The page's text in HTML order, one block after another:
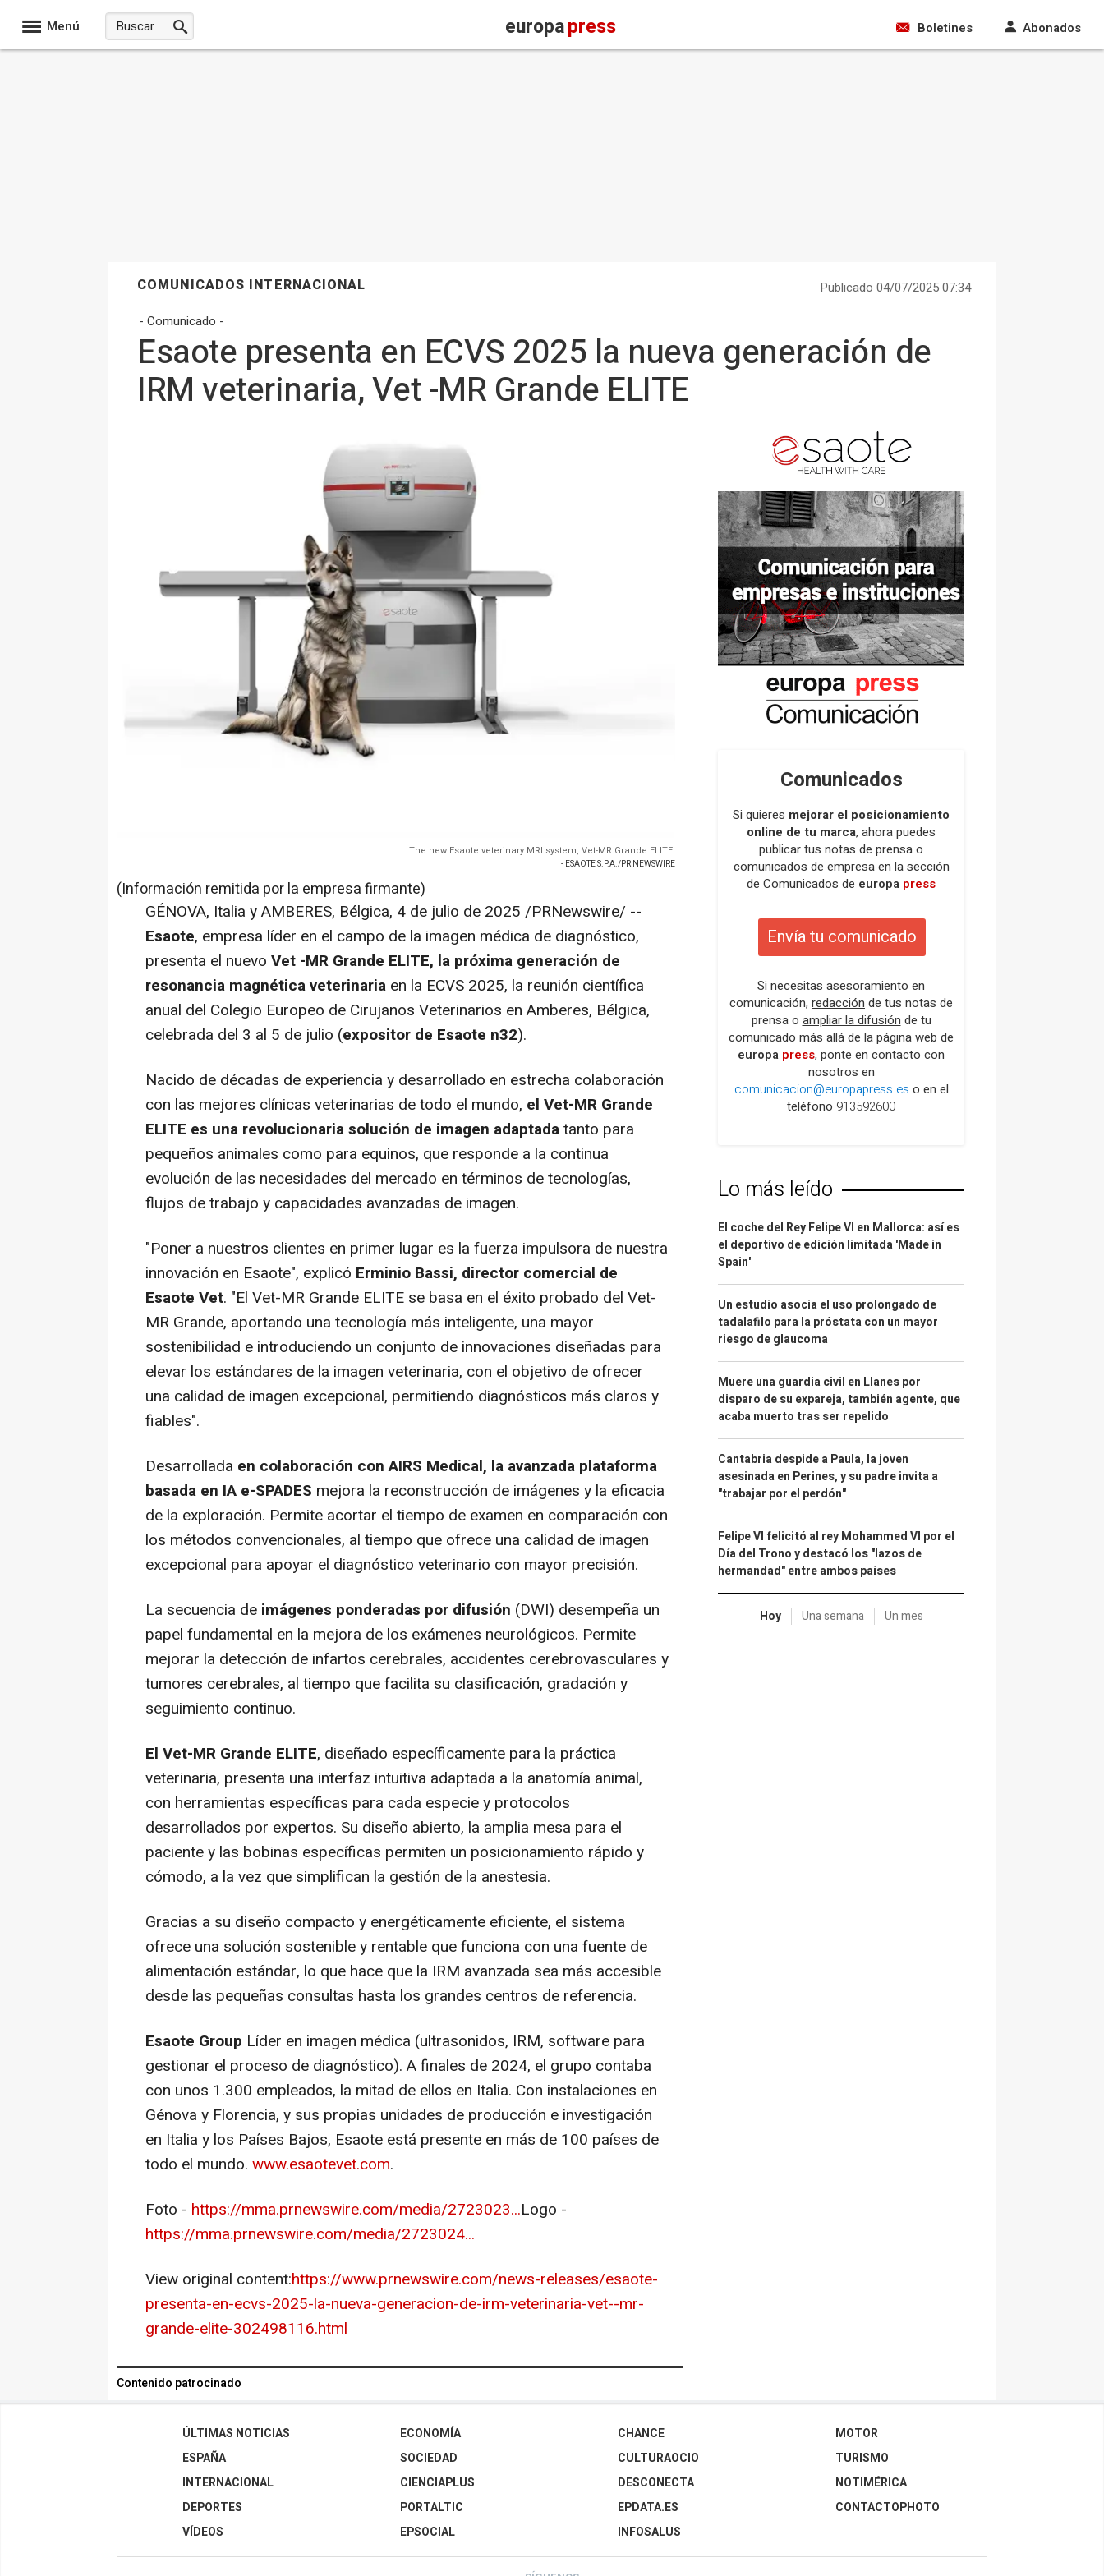
Menú europapress Boletines Abonados
COMUNICADOS INTERNACIONAL
Publicado 04/07/2025 07:34
- Comunicado -
Esaote presenta en ECVS 2025 la nueva generación de
IRM veterinaria, Vet -MR Grande ELITE
The new Esaote veterinary MRI system, Vet-MR Grande ELITE.
- ESAOTE S.P.A./PR NEWSWIRE
(Información remitida por la empresa firmante)
GÉNOVA, Italia y AMBERES, Bélgica, 4 de julio de 2025 /PRNewswire/ --
Esaote, empresa líder en el campo de la imagen médica de diagnóstico,
presenta el nuevo Vet -MR Grande ELITE, la próxima generación de
resonancia magnética veterinaria en la ECVS 2025, la reunión científica
anual del Colegio Europeo de Cirujanos Veterinarios en Amberes, Bélgica,
celebrada del 3 al 5 de julio (expositor de Esaote n32).
Nacido de décadas de experiencia y desarrollado en estrecha colaboración
con las mejores clínicas veterinarias de todo el mundo, el Vet-MR Grande
ELITE es una revolucionaria solución de imagen adaptadatanto para
pequeños animales como para equinos, que responde a la continua
evolución de las necesidades del mercado en términos de tecnologías,
flujos de trabajo y capacidades avanzadas de imagen.
"Poner a nuestros clientes en primer lugar es la fuerza impulsora de nuestra
innovación en Esaote", explicó Erminio Bassi, director comercial de
Esaote Vet. "El Vet-MR Grande ELITE se basa en el éxito probado del Vet-
MR Grande, aportando una tecnología más inteligente, una mayor
sostenibilidad e introduciendo un conjunto de innovaciones diseñadas para
elevar los estándares de la imagen veterinaria, con el objetivo de ofrecer
una calidad de imagen excepcional, permitiendo diagnósticos más claros y
fiables".
Desarrollada en colaboración con AIRS Medical, la avanzada plataforma
basada en IA e-SPADES mejora la reconstrucción de imágenes y la eficacia
de la exploración. Permite acortar el tiempo de examen en comparación con
los métodos convencionales, al tiempo que ofrece una calidad de imagen
excepcional para apoyar el diagnóstico veterinario con mayor precisión.
La secuencia de imágenes ponderadas por difusión (DWI) desempeña un
papel fundamental en la mejora de los exámenes neurológicos. Permite
mejorar la detección de infartos cerebrales, accidentes cerebrovasculares y
tumores cerebrales, al tiempo que facilita su clasificación, gradación y
seguimiento continuo.
El Vet-MR Grande ELITE, diseñado específicamente para la práctica
veterinaria, presenta una interfaz intuitiva adaptada a la anatomía animal,
con herramientas específicas para cada especie y protocolos
desarrollados por expertos. Su diseño abierto, la amplia mesa para el
paciente y las bobinas específicas permiten un posicionamiento rápido y
cómodo, a la vez que simplifican la gestión de la anestesia.
Gracias a su diseño compacto y energéticamente eficiente, el sistema
ofrece una solución sostenible y rentable que funciona con una fuente de
alimentación estándar, lo que hace que la IRM avanzada sea más accesible
desde las pequeñas consultas hasta los grandes centros de referencia.
Esaote Group Líder en imagen médica (ultrasonidos, IRM, software para
gestionar el proceso de diagnóstico). A finales de 2024, el grupo contaba
con unos 1.300 empleados, la mitad de ellos en Italia. Con instalaciones en
Génova y Florencia, y sus propias unidades de producción e investigación
en Italia y los Países Bajos, Esaote está presente en más de 100 países de
todo el mundo. www.esaotevet.com.
Foto - https://mma.prnewswire.com/media/2723023...Logo -
https://mma.prnewswire.com/media/2723024...
View original content:https://www.prnewswire.com/news-releases/esaote-
presenta-en-ecvs-2025-la-nueva-generacion-de-irm-veterinaria-vet--mr-
grande-elite-302498116.html
Contenido patrocinado
Comunicados
Si quieres mejorar el posicionamiento
online de tu marca, ahora puedes
publicar tus notas de prensa o
comunicados de empresa en la sección
de Comunicados de europa press
Envía tu comunicado
Si necesitas asesoramiento en
comunicación, redacción de tus notas de
prensa o ampliar la difusión de tu
comunicado más allá de la página web de
europa press, ponte en contacto con
nosotros en
comunicacion@europapress.es o en el
teléfono 913592600
Lo más leído
El coche del Rey Felipe VI en Mallorca: así es
el deportivo de edición limitada 'Made in
Spain'
Un estudio asocia el uso prolongado de
tadalafilo para la próstata con un mayor
riesgo de glaucoma
Muere una guardia civil en Llanes por
disparo de su expareja, también agente, que
acaba muerto tras ser repelido
Cantabria despide a Paula, la joven
asesinada en Perines, y su padre invita a
"trabajar por el perdón"
Felipe VI felicitó al rey Mohammed VI por el
Día del Trono y destacó los "lazos de
hermandad" entre ambos países
Hoy Una semana Un mes
ÚLTIMAS NOTICIAS
ESPAÑA
INTERNACIONAL
DEPORTES
VÍDEOS
ECONOMÍA
SOCIEDAD
CIENCIAPLUS
PORTALTIC
EPSOCIAL
CHANCE
CULTURAOCIO
DESCONECTA
EPDATA.ES
INFOSALUS
MOTOR
TURISMO
NOTIMÉRICA
CONTACTOPHOTO